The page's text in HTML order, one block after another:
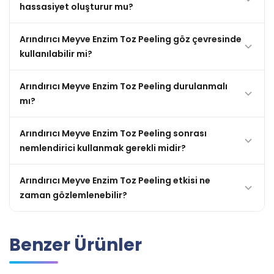
hassasiyet oluşturur mu?
Arındırıcı Meyve Enzim Toz Peeling göz çevresinde
kullanılabilir mi?
Arındırıcı Meyve Enzim Toz Peeling durulanmalı
mı?
Arındırıcı Meyve Enzim Toz Peeling sonrası
nemlendirici kullanmak gerekli midir?
Arındırıcı Meyve Enzim Toz Peeling etkisi ne
zaman gözlemlenebilir?
Benzer Ürünler